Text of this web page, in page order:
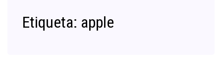
Etiqueta: apple